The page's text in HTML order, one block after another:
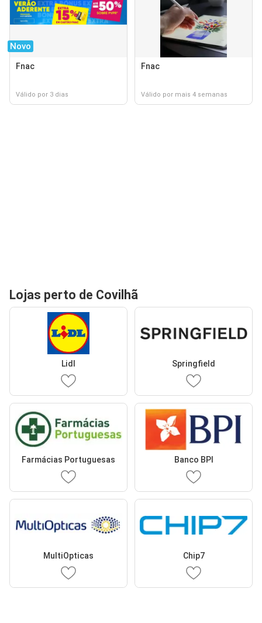
Novo
Fnac
Válido por 3 dias
Fnac
Válido por mais 4 semanas
Lojas perto de Covilhã
Lidl Springfield
Farmácias Portuguesas Banco BPI
MultiOpticas Chip7